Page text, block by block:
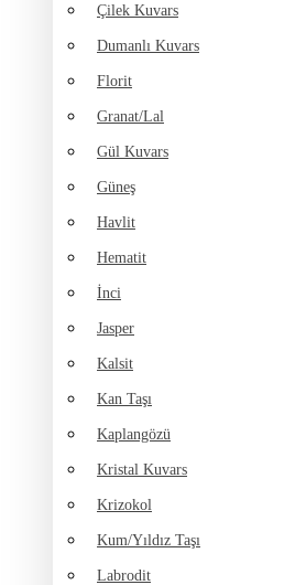
Çilek Kuvars
Dumanlı Kuvars
Florit
Granat/Lal
Gül Kuvars
Güneş
Havlit
Hematit
İnci
Jasper
Kalsit
Kan Taşı
Kaplangözü
Kristal Kuvars
Krizokol
Kum/Yıldız Taşı
Labrodit